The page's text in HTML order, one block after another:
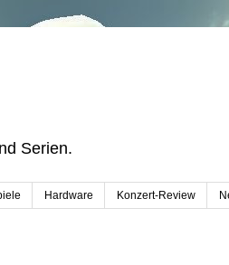
Serien.
Hardware Konzert-Review